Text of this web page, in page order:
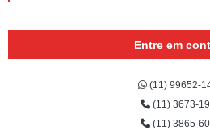
Entre em
(11) 99652-
(11) 3673-
(11) 3865-